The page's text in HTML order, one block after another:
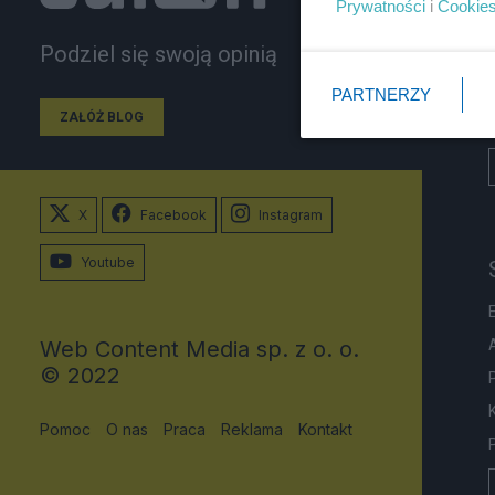
Podziel się swoją opinią
ZAŁÓŻ BLOG
X Facebook Instagram
Youtube
Web Content Media sp. z o. o.
© 2022
Pomoc O nas Praca Reklama Kontakt
Prywatności i Cookies
PARTNERZY